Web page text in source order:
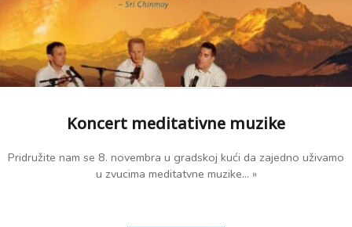
Koncert meditativne muzike
Pridružite nam se 8. novembra u gradskoj kući da zajedno uživamo
u zvucima meditatvne muzike... »